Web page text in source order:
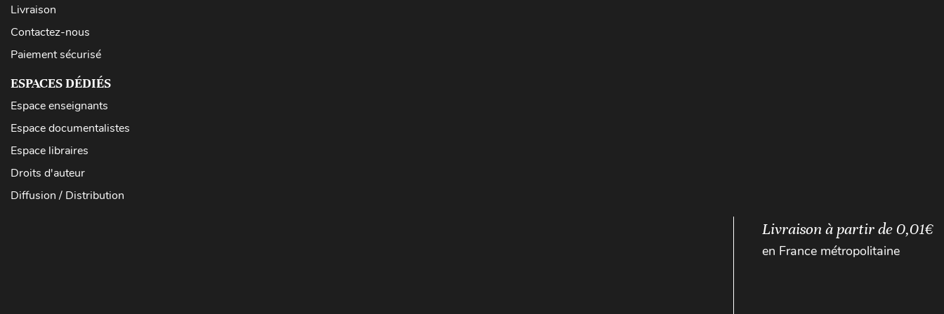
Livraison
Contactez-nous
Paiement sécurisé
ESPACES DÉDIÉS
Espace enseignants
Espace documentalistes
Espace libraires
Droits d'auteur
Diffusion / Distribution
Livraison à partir de 0,01€
en France métropolitaine